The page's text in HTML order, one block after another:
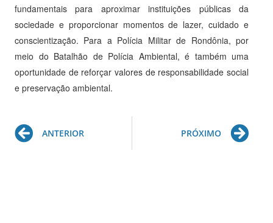
fundamentais para aproximar instituições públicas da
sociedade e proporcionar momentos de lazer, cuidado e
conscientização. Para a Polícia Militar de Rondônia, por
meio do Batalhão de Polícia Ambiental, é também uma
oportunidade de reforçar valores de responsabilidade social
e preservação ambiental.
Prev
ANTERIOR PRÓXIMO